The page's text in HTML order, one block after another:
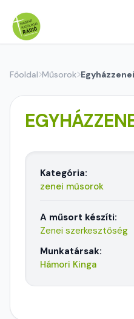
Főoldal Műsorok
Kategória:
zenei műsorok
A műsort készíti:
Zenei szerkesztőség
Munkatársak:
Hámori Kinga